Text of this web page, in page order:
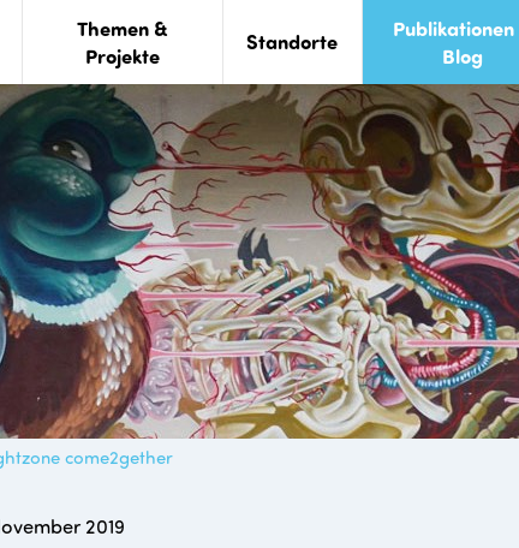
Themen &
Projekte
Standorte
Publikationen
Blog
come2gether
2019